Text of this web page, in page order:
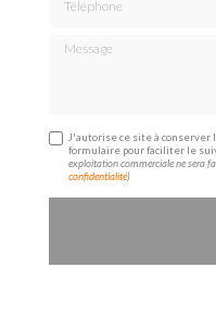
Message
J'autorise ce site à conserver
formulaire pour faciliter le
exploitation commerciale ne sera
confidentialité)